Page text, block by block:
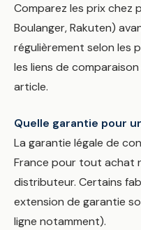
Comparez les prix chez
Boulanger, Rakuten)
régulièrement selon les
les liens de
article.
Quelle garantie pour
La garantie légale de
France pour tout achat
distributeur. Certains
extension de garantie
ligne notamment).